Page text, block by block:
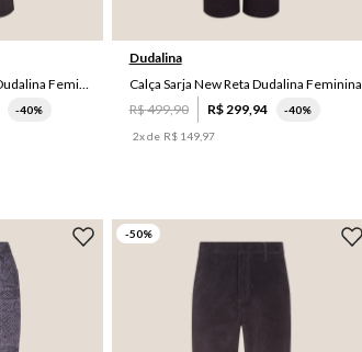
Calça Sarja Super Flare Dudalina Feminina
-40%
46
Dudalina
Calça Sarja New Reta Dudalina Feminina
R$499,90 R$ 299, 94 -40%
2x de R$ 149, 97
-50%